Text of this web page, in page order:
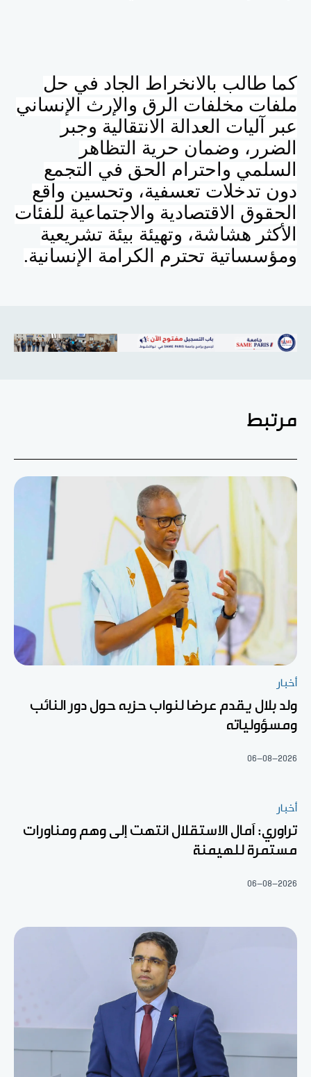
كما طالب بالانخراط الجاد في حل
ملفات مخلفات الرق والإرث الإنساني
عبر آليات العدالة الانتقالية وجبر
الضرر، وضمان حرية التظاهر
السلمي واحترام الحق في التجمع
دون تدخلات تعسفية، وتحسين واقع
الحقوق الاقتصادية والاجتماعية للفئات
الأكثر هشاشة، وتهيئة بيئة تشريعية
ومؤسساتية تحترم الكرامة الإنسانية.
مرتبط
أخبار
ولد بلال يقدم عرضا لنواب حزبه حول دور النائب
ومسؤولياته
06-08-2026
أخبار
تراوري: آمال الاستقلال انتهت إلى وهم ومناورات
مستمرة للهيمنة
06-08-2026